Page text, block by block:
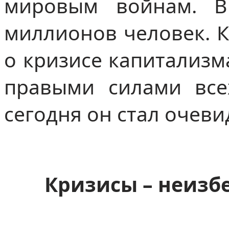
миллионов человек.
о кризисе
правыми силами
сегодня он стал
Кризисы –